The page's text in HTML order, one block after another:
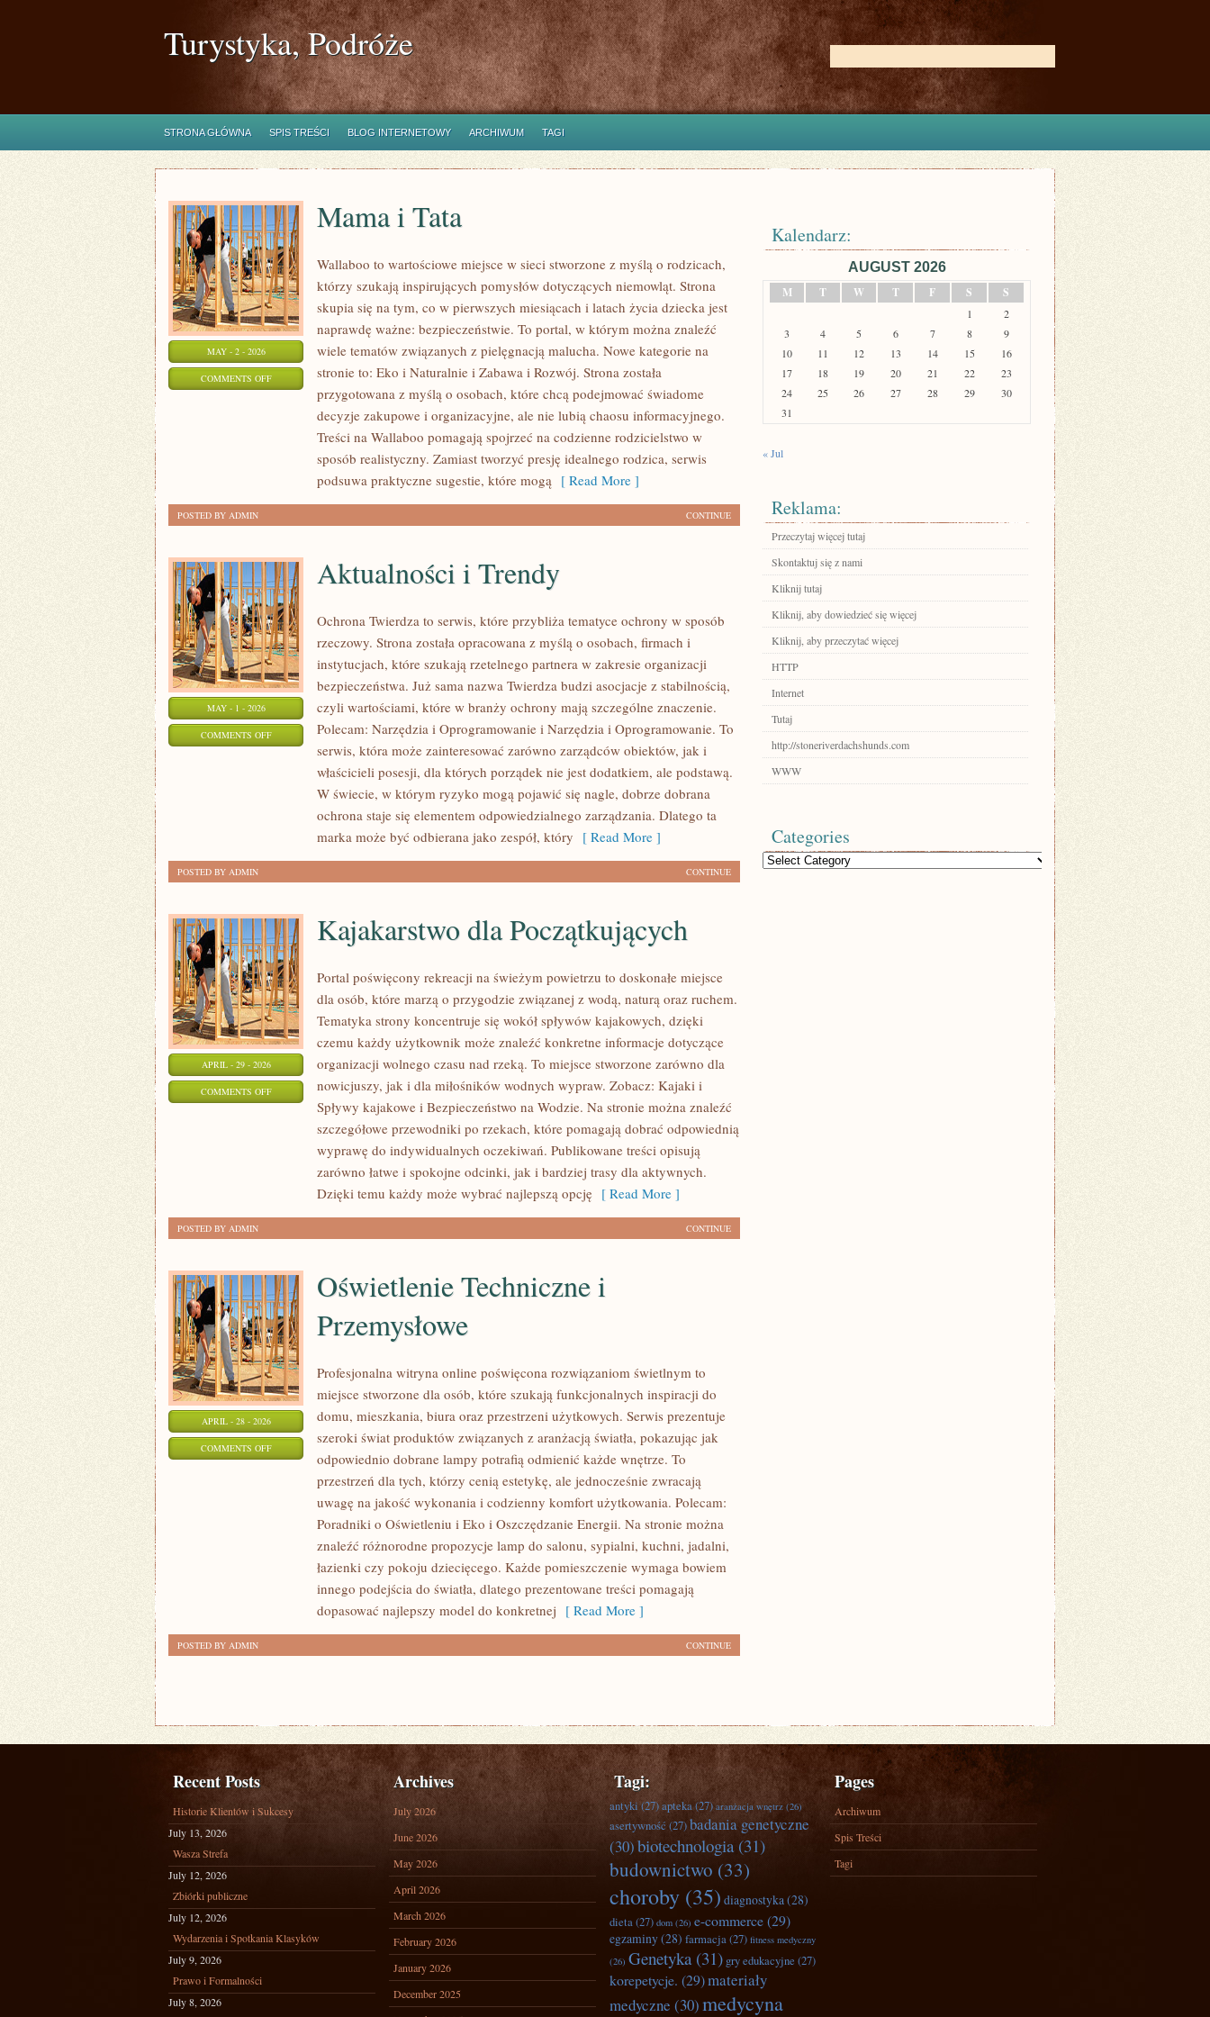
Turystyka, Podróże
STRONA GŁÓWNA SPIS TREŚCI BLOG INTERNETOWY ARCHIWUM TAGI
MAY - 2 - 2026
COMMENTS OFFON
Mama i Tata
Wallaboo to wartościowe miejsce w sieci stworzone z myślą o rodzicach,
którzy szukają inspirujących pomysłów dotyczących niemowląt. Strona
skupia się na tym, co w pierwszych miesiącach i latach życia dziecka jest
naprawdę ważne: bezpieczeństwie. To portal, w którym można znaleźć
wiele tematów związanych z pielęgnacją malucha. Nowe kategorie na
stronie to: Eko i Naturalnie i Zabawa i Rozwój. Strona została
przygotowana z myślą o osobach, które chcą podejmować świadome
decyzje zakupowe i organizacyjne, ale nie lubią chaosu informacyjnego.
Treści na Wallaboo pomagają spojrzeć na codzienne rodzicielstwo w
sposób realistyczny. Zamiast tworzyć presję idealnego rodzica, serwis
podsuwa praktyczne sugestie, które mogą [ Read More ]
CONTINUE
POSTED BY ADMIN
MAY - 1 - 2026
COMMENTS OFFON
AKTUALNOŚCI
Aktualności i Trendy
Ochrona Twierdza to serwis, które przybliża tematyce ochrony w sposób
rzeczowy. Strona została opracowana z myślą o osobach, firmach i
instytucjach, które szukają rzetelnego partnera w zakresie organizacji
bezpieczeństwa. Już sama nazwa Twierdza budzi asocjacje z stabilnością,
czyli wartościami, które w branży ochrony mają szczególne znaczenie.
Polecam: Narzędzia i Oprogramowanie i Narzędzia i Oprogramowanie. To
serwis, która może zainteresować zarówno zarządców obiektów, jak i
właścicieli posesji, dla których porządek nie jest dodatkiem, ale podstawą.
W świecie, w którym ryzyko mogą pojawić się nagle, dobrze dobrana
ochrona staje się elementem odpowiedzialnego zarządzania. Dlatego ta
marka może być odbierana jako zespół, który [ Read More ]
CONTINUE
POSTED BY ADMIN
APRIL - 29 - 2026
COMMENTS OFFON
KAJAKARSTWO
POCZĄTKUJĄCYCH
Kajakarstwo dla Początkujących
Portal poświęcony rekreacji na świeżym powietrzu to doskonałe miejsce
dla osób, które marzą o przygodzie związanej z wodą, naturą oraz ruchem.
Tematyka strony koncentruje się wokół spływów kajakowych, dzięki
czemu każdy użytkownik może znaleźć konkretne informacje dotyczące
organizacji wolnego czasu nad rzeką. To miejsce stworzone zarówno dla
nowicjuszy, jak i dla miłośników wodnych wypraw. Zobacz: Kajaki i
Spływy kajakowe i Bezpieczeństwo na Wodzie. Na stronie można znaleźć
szczegółowe przewodniki po rzekach, które pomagają dobrać odpowiednią
wyprawę do indywidualnych oczekiwań. Publikowane treści opisują
zarówno łatwe i spokojne odcinki, jak i bardziej trasy dla aktywnych.
Dzięki temu każdy może wybrać najlepszą opcję [ Read More ]
CONTINUE
POSTED BY ADMIN
APRIL - 28 - 2026
COMMENTS OFFON
TECHNICZNE
Oświetlenie Techniczne i
Przemysłowe
Profesjonalna witryna online poświęcona rozwiązaniom świetlnym to
miejsce stworzone dla osób, które szukają funkcjonalnych inspiracji do
domu, mieszkania, biura oraz przestrzeni użytkowych. Serwis prezentuje
szeroki świat produktów związanych z aranżacją światła, pokazując jak
odpowiednio dobrane lampy potrafią odmienić każde wnętrze. To
przestrzeń dla tych, którzy cenią estetykę, ale jednocześnie zwracają
uwagę na jakość wykonania i codzienny komfort użytkowania. Polecam:
Poradniki o Oświetleniu i Eko i Oszczędzanie Energii. Na stronie można
znaleźć różnorodne propozycje lamp do salonu, sypialni, kuchni, jadalni,
łazienki czy pokoju dziecięcego. Każde pomieszczenie wymaga bowiem
innego podejścia do światła, dlatego prezentowane treści pomagają
dopasować najlepszy model do konkretnej [ Read More ]
CONTINUE
POSTED BY ADMIN
Kalendarz:
AUGUST 2026
M
T W T F S S
1
2
3
4 5 6 7 8
9
10
11 12 13 14 15
16
17
18 19 20 21 22
23
24
25 26 27 28 29
30
31
« Jul
Reklama:
Przeczytaj więcej tutaj
Skontaktuj się z nami
Kliknij tutaj
Kliknij, aby dowiedzieć się więcej
Kliknij, aby przeczytać więcej
HTTP
Internet
Tutaj
http://stoneriverdachshunds.com
WWW
Categories
Categories
Recent Posts
Historie Klientów i Sukcesy
July 13, 2026
Wasza Strefa
July 12, 2026
Zbiórki publiczne
July 12, 2026
Wydarzenia i Spotkania Klasyków
July 9, 2026
Prawo i Formalności
July 8, 2026
Archives
July 2026
June 2026
May 2026
April 2026
March 2026
February 2026
January 2026
December 2025
Tagi:
antyki(27)apteka(27) aranżacja wnętrz (26)
asertywność (27)badania genetyczne
(30)biotechnologia(31)
budownictwo (33)
choroby (35) diagnostyka(28)
dieta(27) dom (26) e-commerce(29)
egzaminy(28) farmacja(27) fitness medyczny
(26) Genetyka(31) gry edukacyjne (27)
korepetycje. (29)materiały
medyczne (30)medycyna
Pages
Archiwum
Spis Treści
Tagi